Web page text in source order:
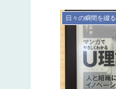
日々の瞬間を綴る